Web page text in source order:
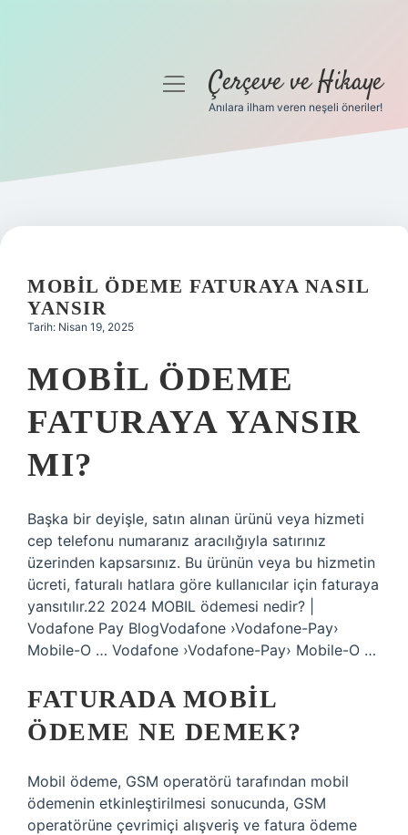
Gizlilik Politikası
Yasal Uyarı
menüyüÇerçeve ve Hikaye
Anılara ilham veren neşeli öneriler!
MOBIL ÖDEME FATURAYA NASIL
YANSIR
Tarih: Nisan 19, 2025
MOBIL ÖDEME
FATURAYA YANSIR
MI?
Başka bir deyişle, satın alınan ürünü veya hizmeti
cep telefonu numaranız aracılığıyla satırınız
üzerinden kapsarsınız. Bu ürünün veya bu hizmetin
ücreti, faturalı hatlara göre kullanıcılar için faturaya
yansıtılır.22 2024 MOBIL ödemesi nedir? |
Vodafone Pay BlogVodafone ›Vodafone-Pay›
Mobile-O … Vodafone ›Vodafone-Pay› Mobile-O …
FATURADA MOBIL
ÖDEME NE DEMEK?
Mobil ödeme, GSM operatörü tarafından mobil
ödemenin etkinleştirilmesi sonucunda, GSM
operatörüne çevrimiçi alışveriş ve fatura ödeme